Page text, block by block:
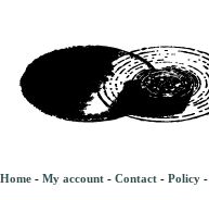
Home - My account - Contact - Policy -